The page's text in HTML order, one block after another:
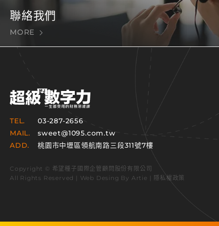
聯絡我們
MORE
TEL.
03-287-2656
MAIL.
sweet@1095.com.tw
ADD.
桃園市中壢區領航南路三段311號7樓
Copyright © 希望種子國際企管顧問股份有限公司
All Rights Reserved | Web Desing By Artie | 隱私權政策